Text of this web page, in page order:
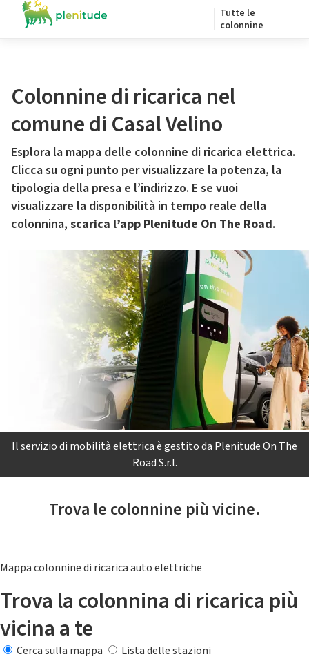
Tutte le
colonnine
Colonnine di ricarica nel
comune di Casal Velino
Esplora la mappa delle colonnine di ricarica elettrica.
Clicca su ogni punto per visualizzare la potenza, la
tipologia della presa e l’indirizzo. E se vuoi
visualizzare la disponibilità in tempo reale della
colonnina, scarica l’app Plenitude On The Road.
Il servizio di mobilità elettrica è gestito da Plenitude On The
Road S.r.l.
Trova le colonnine più vicine.
Mappa colonnine di ricarica auto elettriche
Trova la colonnina di ricarica più
vicina a te
Cerca sulla mappa
Lista delle stazioni